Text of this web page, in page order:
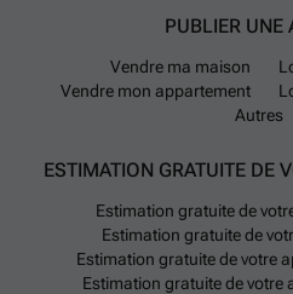
PUBLIER UNE
Vendre ma maison
Vendre mon appartement
Autres
ESTIMATION GRATUITE DE
Estimation gratuite de
Estimation gratuite de
Estimation gratuite de votre
Estimation gratuite de votre